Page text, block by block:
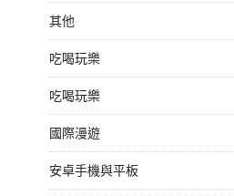
其他
吃喝玩樂
吃喝玩樂
國際漫遊
安卓手機與平板